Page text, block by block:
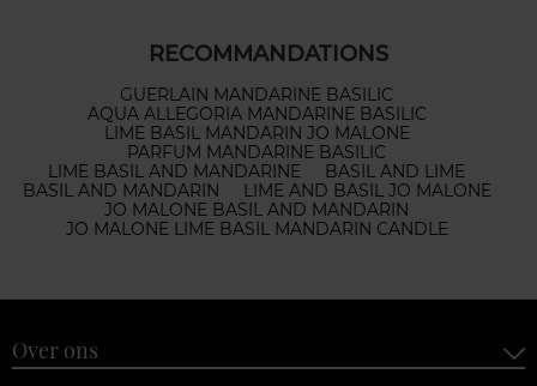
RECOMMANDATIONS
GUERLAIN MANDARINE BASILIC
AQUA ALLEGORIA MANDARINE BASILIC
LIME BASIL MANDARIN JO MALONE
PARFUM MANDARINE BASILIC
LIME BASIL AND MANDARINE
BASIL AND LIME
BASIL AND MANDARIN
LIME AND BASIL JO MALONE
JO MALONE BASIL AND MANDARIN
JO MALONE LIME BASIL MANDARIN CANDLE
Over ons